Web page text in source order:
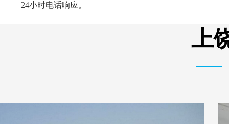
24小时电话响应。
上